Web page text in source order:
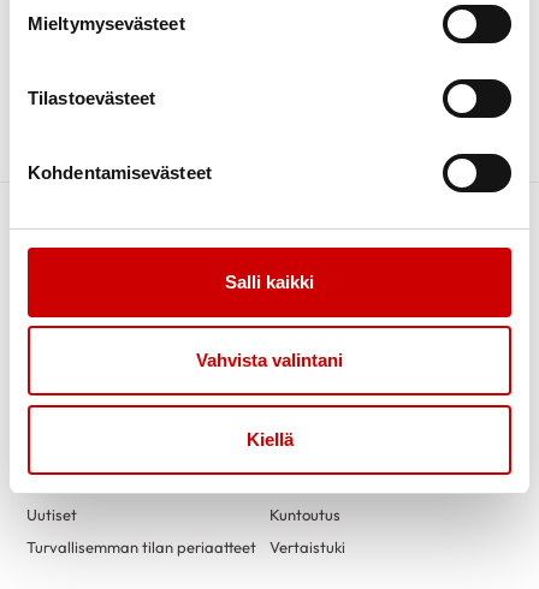
Mieltymysevästeet
Tilastoevästeet
Kohdentamisevästeet
Salli kaikki
Vahvista valintani
Kiellä
tapahtumia
Link to facebook
Link to twitter
Link to instagram
Link to youtube
Tietoa
Uutiset
Turvallisemman tilan periaatteet
Tukea
Kuntoutus
Vertaistuki